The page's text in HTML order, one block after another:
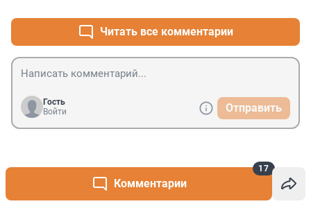
Комментарии
17
Читать все комментарии
Гость
Войти
Отправить
«Сами кормите свои будущие опухоли». Биолог
назвал продукты, которые приводят к